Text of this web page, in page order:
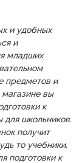
и удобных
и
младших
предметов и
вы
к
для школьников.
получит
то учебники,
подготовки к